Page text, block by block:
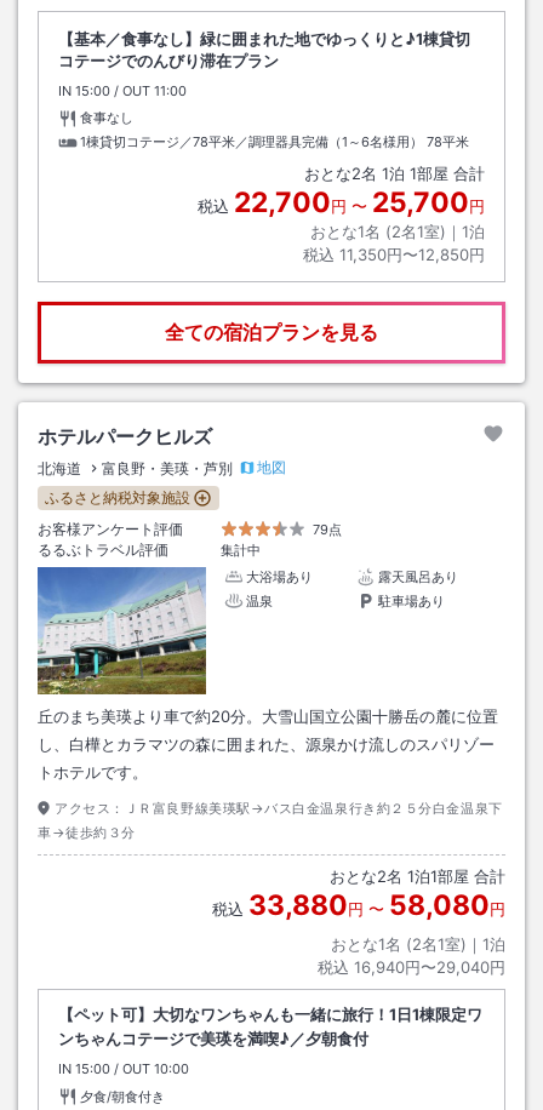
【基本／食事なし】緑に囲まれた地でゆっくりと♪1棟貸切
コテージでのんびり滞在プラン
IN チェックイン
15:00 / OUT チェックアウト
11:00
食事なし
1棟貸切コテージ／78平米／調理器具完備（1～6名様用）
78平米
おとな2名 1泊 1部屋 合計
税込 22,700円 〜 25,700円
おとな1名 (2名1室)｜ 1泊
税込 11,350円〜12,850円
全ての宿泊プランを見る
ホテルパークヒルズ
北海道 富良野・美瑛・芦別
地図
ふるさと納税対象施設
お客様アンケート評価
79点
るるぶトラベル評価
集計中
大浴場あり
露天風呂あり
温泉
駐車場あり
丘のまち美瑛より車で約20分。大雪山国立公園十勝岳の麓に位置
し、白樺とカラマツの森に囲まれた、源泉かけ流しのスパリゾー
トホテルです。
アクセス：
ＪＲ富良野線美瑛駅→バス白金温泉行き約２５分白金温泉下
車→徒歩約３分
おとな2名 1泊1部屋 合計
税込 33,880円 〜 58,080円
おとな1名 (2名1室)｜ 1泊
税込 16,940円〜29,040円
【ペット可】大切なワンちゃんも一緒に旅行！1日1棟限定ワ
ンちゃんコテージで美瑛を満喫♪／夕朝食付
IN チェックイン
15:00 / OUT チェックアウト
10:00
夕食/朝食付き